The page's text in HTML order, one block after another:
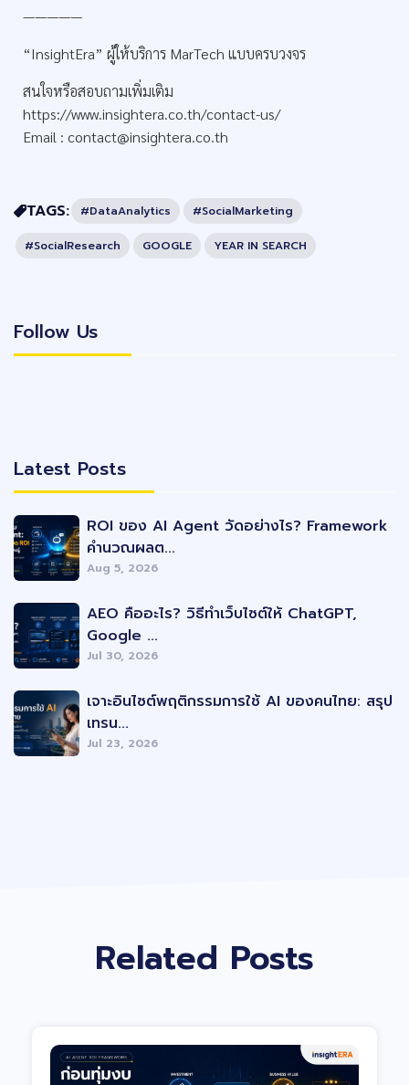
—————
“InsightEra” ผู้ให้บริการ MarTech แบบครบวงจร
สนใจหรือสอบถามเพิ่มเติม
https://www.insightera.co.th/contact-us/
Email : contact@insightera.co.th
TAGS: #DataAnalytics #SocialMarketing
#SocialResearch GOOGLE YEAR IN SEARCH
Follow Us
Latest Posts
ROI ของ AI Agent วัดอย่างไร? Framework
คำนวณผลต...
Aug 5, 2026
AEO คืออะไร? วิธีทำเว็บไซต์ให้ ChatGPT,
Google ...
Jul 30, 2026
เจาะอินไซต์พฤติกรรมการใช้ AI ของคนไทย: สรุป
เทรน...
Jul 23, 2026
Related Posts